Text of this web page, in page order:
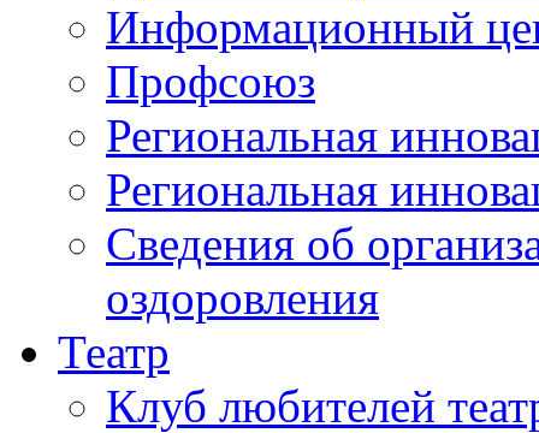
Информационный
Профсоюз
Региональная
Региональная
Сведения об
оздоровления
Театр
Клуб любителей